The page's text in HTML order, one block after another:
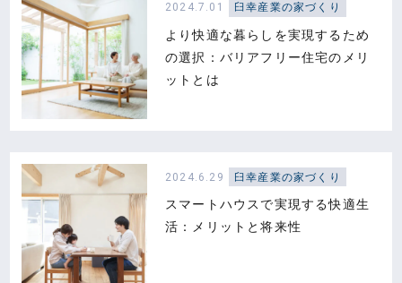
2024.7.01 臼幸産業の家づくり
より快適な暮らしを実現するため
の選択：バリアフリー住宅のメリ
ットとは
2024.6.29 臼幸産業の家づくり
スマートハウスで実現する快適生
活：メリットと将来性